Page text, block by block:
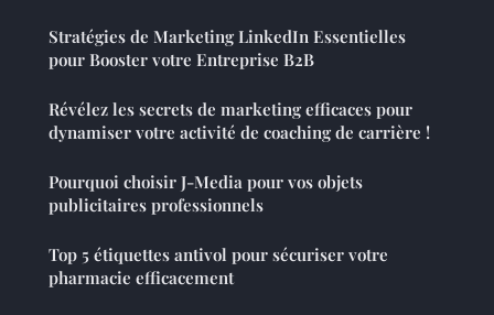
Stratégies de Marketing LinkedIn Essentielles
pour Booster votre Entreprise B2B
Révélez les secrets de marketing efficaces pour
dynamiser votre activité de coaching de carrière !
Pourquoi choisir J-Media pour vos objets
publicitaires professionnels
Top 5 étiquettes antivol pour sécuriser votre
pharmacie efficacement